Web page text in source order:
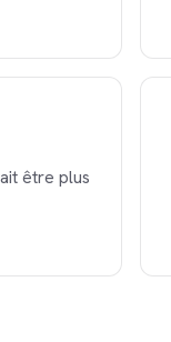
être plus